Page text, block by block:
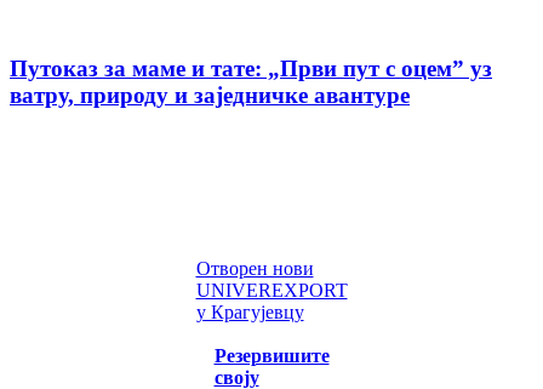
Путоказ за маме и тате: „Први пут с оцемˮ уз
ватру, природу и заједничке авантуре
Отворен нови
UNIVEREXPORT
у Крагујевцу
Резервишите
своју